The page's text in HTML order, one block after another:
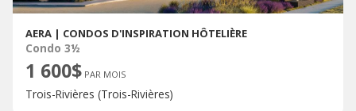
AERA | CONDOS D'INSPIRATION HÔTELIÈRE
Condo 3½
1 600$ PAR MOIS
Trois-Rivières (Trois-Rivières)